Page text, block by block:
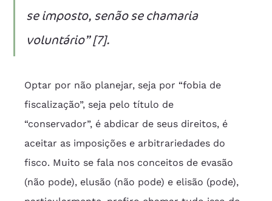
se imposto, senão se chamaria
voluntário” [7].
Optar por não planejar, seja por “fobia de
fiscalização”, seja pelo título de
“conservador”, é abdicar de seus direitos, é
aceitar as imposições e arbitrariedades do
fisco. Muito se fala nos conceitos de evasão
(não pode), elusão (não pode) e elisão (pode),